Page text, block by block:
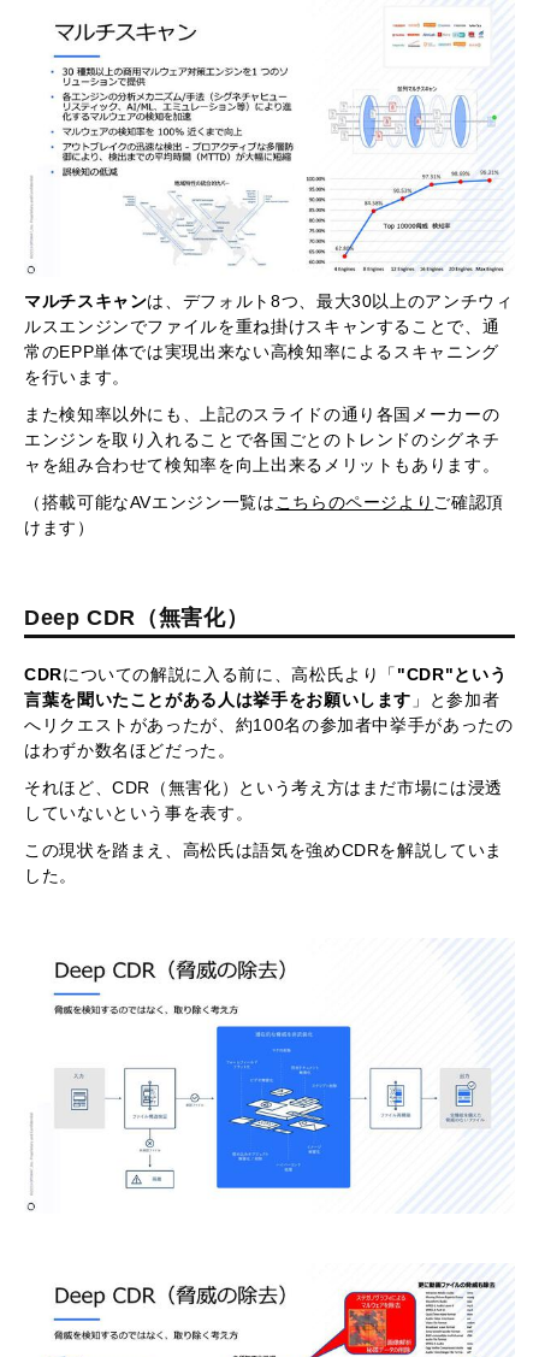
マルチスキャンは、デフォルト8つ、最大30以上のアンチウィ
ルスエンジンでファイルを重ね掛けスキャンすることで、通
常のEPP単体では実現出来ない高検知率によるスキャニング
を行います。
また検知率以外にも、上記のスライドの通り各国メーカーの
エンジンを取り入れることで各国ごとのトレンドのシグネチ
ャを組み合わせて検知率を向上出来るメリットもあります。
（搭載可能なAVエンジン一覧は こちらのページより ご確認頂
けます）
Deep CDR（無害化）
CDRについての解説に入る前に、高松氏より「 "CDR"という
言葉を聞いたことがある人は挙手をお願いします 」と参加者
へリクエストがあったが、約100名の参加者中挙手があったの
はわずか数名ほどだった。
それほど、CDR（無害化）という考え方はまだ市場には浸透
していないという事を表す。
この現状を踏まえ、高松氏は語気を強めCDRを解説していま
した。